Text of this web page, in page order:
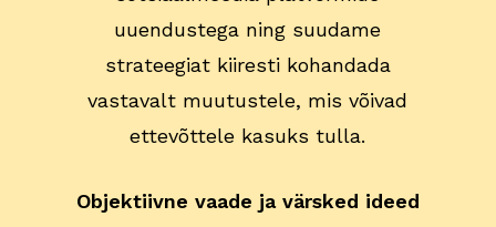
uuendustega ning suudame
strateegiat kiiresti kohandada
vastavalt muutustele, mis võivad
ettevõttele kasuks tulla.
Objektiivne vaade ja värsked ideed